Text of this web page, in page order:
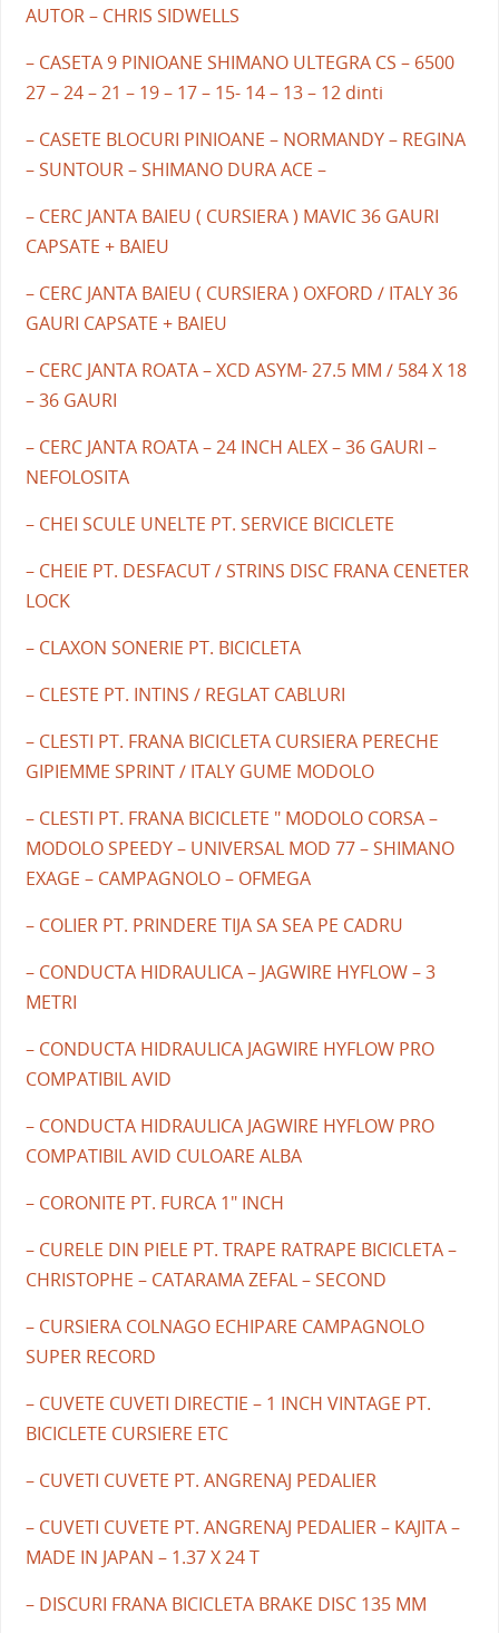
AUTOR – CHRIS SIDWELLS
– CASETA 9 PINIOANE SHIMANO ULTEGRA CS – 6500
27 – 24 – 21 – 19 – 17 – 15- 14 – 13 – 12 dinti
– CASETE BLOCURI PINIOANE – NORMANDY – REGINA
– SUNTOUR – SHIMANO DURA ACE –
– CERC JANTA BAIEU ( CURSIERA ) MAVIC 36 GAURI
CAPSATE + BAIEU
– CERC JANTA BAIEU ( CURSIERA ) OXFORD / ITALY 36
GAURI CAPSATE + BAIEU
– CERC JANTA ROATA – XCD ASYM- 27.5 MM / 584 X 18
– 36 GAURI
– CERC JANTA ROATA – 24 INCH ALEX – 36 GAURI –
NEFOLOSITA
– CHEI SCULE UNELTE PT. SERVICE BICICLETE
– CHEIE PT. DESFACUT / STRINS DISC FRANA CENETER
LOCK
– CLAXON SONERIE PT. BICICLETA
– CLESTE PT. INTINS / REGLAT CABLURI
– CLESTI PT. FRANA BICICLETA CURSIERA PERECHE
GIPIEMME SPRINT / ITALY GUME MODOLO
– CLESTI PT. FRANA BICICLETE " MODOLO CORSA –
MODOLO SPEEDY – UNIVERSAL MOD 77 – SHIMANO
EXAGE – CAMPAGNOLO – OFMEGA
– COLIER PT. PRINDERE TIJA SA SEA PE CADRU
– CONDUCTA HIDRAULICA – JAGWIRE HYFLOW – 3
METRI
– CONDUCTA HIDRAULICA JAGWIRE HYFLOW PRO
COMPATIBIL AVID
– CONDUCTA HIDRAULICA JAGWIRE HYFLOW PRO
COMPATIBIL AVID CULOARE ALBA
– CORONITE PT. FURCA 1" INCH
– CURELE DIN PIELE PT. TRAPE RATRAPE BICICLETA –
CHRISTOPHE – CATARAMA ZEFAL – SECOND
– CURSIERA COLNAGO ECHIPARE CAMPAGNOLO
SUPER RECORD
– CUVETE CUVETI DIRECTIE – 1 INCH VINTAGE PT.
BICICLETE CURSIERE ETC
– CUVETI CUVETE PT. ANGRENAJ PEDALIER
– CUVETI CUVETE PT. ANGRENAJ PEDALIER – KAJITA –
MADE IN JAPAN – 1.37 X 24 T
– DISCURI FRANA BICICLETA BRAKE DISC 135 MM